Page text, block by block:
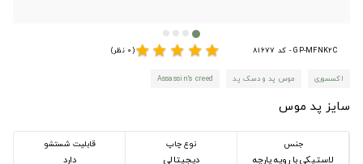
GP-MFNK2C - کد 81677 star
star
star
star
star(0 نظر)
اکسسوری موس پد و دسک پد Assassin's creed
سایز پد موس
جنس
لاستیکی با رویه پارچه
نوع چاپ
دیجیتالی
قابلیت شستشو
دارد